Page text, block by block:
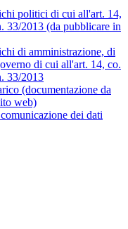
politici di cui all'art. 14,
33/2013 (da pubblicare in
di amministrazione, di
di cui all'art. 14, co.
33/2013
(documentazione da
web)
dei dati